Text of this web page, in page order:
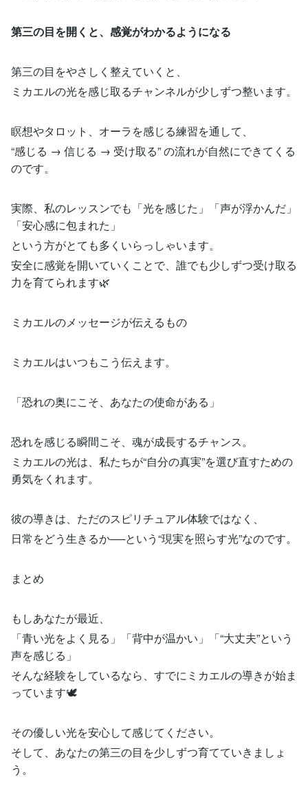
第三の目を開くと、感覚がわかるようになる
第三の目をやさしく整えていくと、
ミカエルの光を感じ取るチャンネルが少しずつ整います。
瞑想やタロット、オーラを感じる練習を通して、
“感じる → 信じる → 受け取る” の流れが自然にできてくる
のです。
実際、私のレッスンでも「光を感じた」「声が浮かんだ」
「安心感に包まれた」
という方がとても多くいらっしゃいます。
安全に感覚を開いていくことで、誰でも少しずつ受け取る
力を育てられます🌿
ミカエルのメッセージが伝えるもの
ミカエルはいつもこう伝えます。
「恐れの奥にこそ、あなたの使命がある」
恐れを感じる瞬間こそ、魂が成長するチャンス。
ミカエルの光は、私たちが“自分の真実”を選び直すための
勇気をくれます。
彼の導きは、ただのスピリチュアル体験ではなく、
日常をどう生きるか──という“現実を照らす光”なのです。
まとめ
もしあなたが最近、
「青い光をよく見る」「背中が温かい」「“大丈夫”という
声を感じる」
そんな経験をしているなら、すでにミカエルの導きが始ま
っています🕊️
その優しい光を安心して感じてください。
そして、あなたの第三の目を少しずつ育てていきましょ
う。